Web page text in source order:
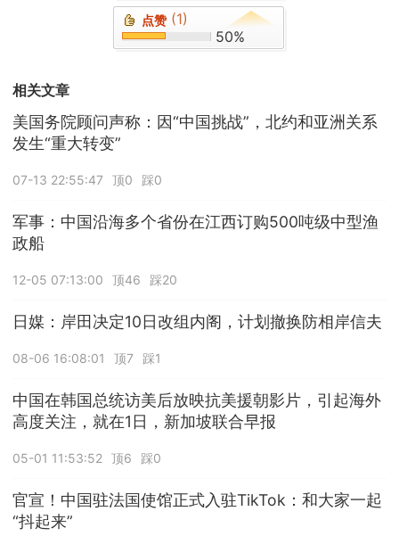
点赞 (1)
50%
相关文章
美国务院顾问声称：因“中国挑战”，北约和亚洲关系
发生“重大转变”
07-13 22:55:47 顶0 踩0
军事：中国沿海多个省份在江西订购500吨级中型渔
政船
12-05 07:13:00 顶46 踩20
日媒：岸田决定10日改组内阁，计划撤换防相岸信夫
08-06 16:08:01 顶7 踩1
中国在韩国总统访美后放映抗美援朝影片，引起海外
高度关注，就在1日，新加坡联合早报
05-01 11:53:52 顶6 踩0
官宣！中国驻法国使馆正式入驻TikTok：和大家一起
“抖起来”